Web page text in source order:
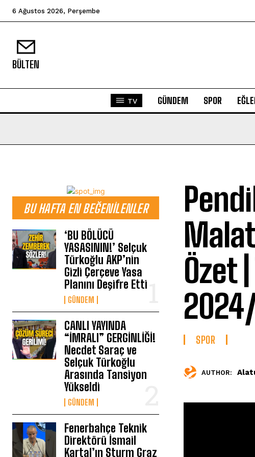
6 Ağustos 2026, Perşembe
BÜLTEN
TV GÜNDEM SPOR
BU HAFTA EN BEĞENILENLER
‘BU BÖLÜCÜ
YASASININ!’ Selçuk
Türkoğlu AKP’nin
Gizli Çerçeve Yasa
Planını Deşifre Etti
GÜNDEM
CANLI YAYINDA
“İMRALI” GERGİNLİĞİ!
Necdet Saraç ve
Selçuk Türkoğlu
Arasında Tansiyon
Yükseldi
GÜNDEM
Fenerbahçe Teknik
Direktörü İsmail
Kartal’ın Sturm Graz
Özet
SPOR
AUTHOR: